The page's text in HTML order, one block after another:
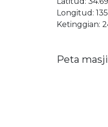
Longitud:
Ketinggian:
Peta